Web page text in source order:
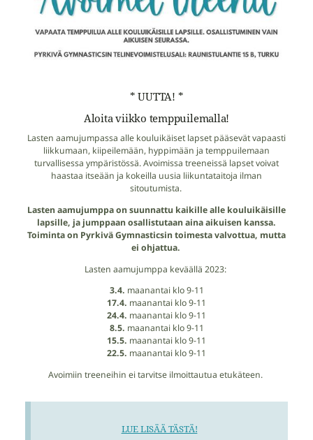
* UUTTA! *
Aloita viikko temppuilemalla!
Lasten aamujumpassa alle kouluikäiset lapset pääsevät vapaasti
liikkumaan, kiipeilemään, hyppimään ja temppuilemaan
turvallisessa ympäristössä. Avoimissa treeneissä lapset voivat
haastaa itseään ja kokeilla uusia liikuntataitoja ilman
sitoutumista.
Lasten aamujumppa on suunnattu kaikille alle kouluikäisille
lapsille, ja jumppaan osallistutaan aina aikuisen kanssa.
Toiminta on Pyrkivä Gymnasticsin toimesta valvottua, mutta
ei ohjattua.
Lasten aamujumppa keväällä 2023:
3.4. maanantai klo 9-11
17.4. maanantai klo 9-11
24.4. maanantai klo 9-11
8.5. maanantai klo 9-11
15.5. maanantai klo 9-11
22.5. ⁠⁠⁠⁠⁠⁠⁠maanantai klo 9-11
Avoimiin treeneihin ei tarvitse ilmoittautua etukäteen.
LUE LISÄÄ TÄSTÄ!